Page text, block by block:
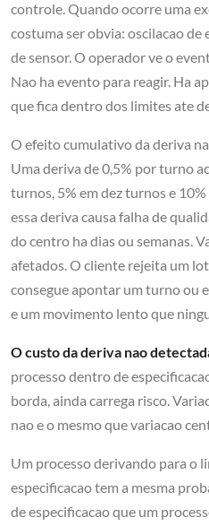
controle. Quando ocorre uma
costuma ser obvia: oscilacao de
de sensor. O operador ve o
Nao ha evento para reagir. Ha
que fica dentro dos limites ate
O efeito cumulativo da deriva
Uma deriva de 0,5% por turno
turnos, 5% em dez turnos e
essa deriva causa falha de
do centro ha dias ou semanas.
afetados. O cliente rejeita um
consegue apontar um turno ou
e um movimento lento que
O custo da deriva nao
processo dentro de
borda, ainda carrega risco.
nao e o mesmo que variacao
Um processo derivando para o
especificacao tem a mesma
de especificacao que um